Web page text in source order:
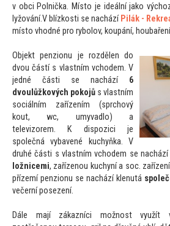
v obci Polnička. Místo je ideální jako
lyžování.V blízkosti se nachází Pilák -
místo vhodné pro rybolov, koupání,
Objekt penzionu je rozdělen do
dvou částí s vlastním vchodem. V
jedné části se nachází 6
dvoulůžkových pokojů s vlastním
sociálním zařízením (sprchový
kout, wc, umyvadlo) a
televizorem. K dispozici je
společná vybavené kuchyňka. V
druhé části s vlastním vchodem se
ložnicemi, zařízenou kuchyní a soc.
přízemí penzionu se nachází klenutá
večerní posezení.
Dále mají zákazníci možnost využít